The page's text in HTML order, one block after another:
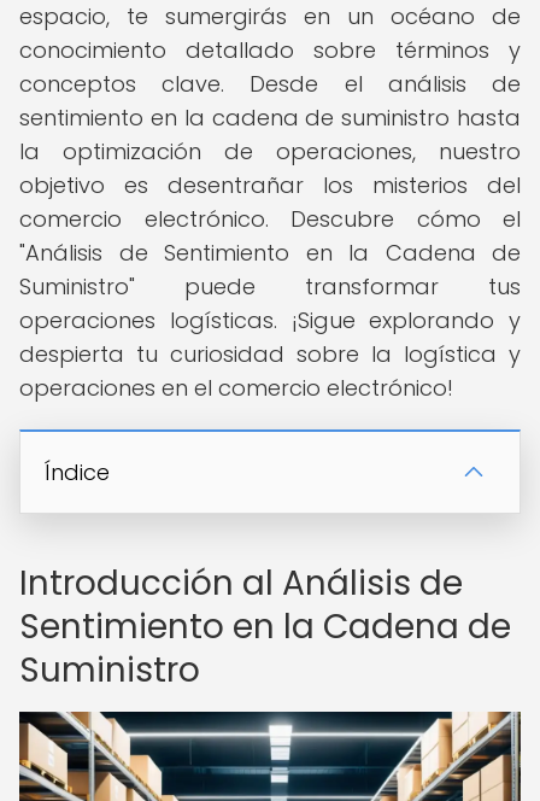
espacio, te sumergirás en un océano de
conocimiento detallado sobre términos y
conceptos clave. Desde el análisis de
sentimiento en la cadena de suministro hasta
la optimización de operaciones, nuestro
objetivo es desentrañar los misterios del
comercio electrónico. Descubre cómo el
"Análisis de Sentimiento en la Cadena de
Suministro" puede transformar tus
operaciones logísticas. ¡Sigue explorando y
despierta tu curiosidad sobre la logística y
operaciones en el comercio electrónico!
Índice
Introducción al Análisis de
Sentimiento en la Cadena de
Suministro